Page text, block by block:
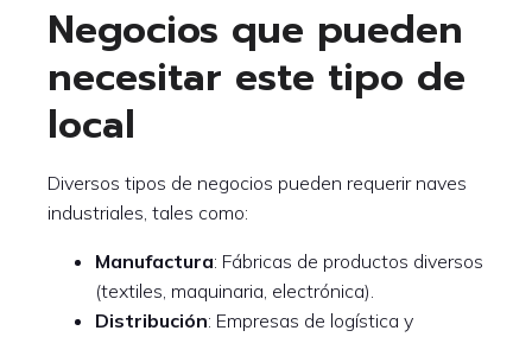
Negocios que pueden
necesitar este tipo de
local
Diversos tipos de negocios pueden requerir naves
industriales, tales como:
Manufactura: Fábricas de productos diversos
(textiles, maquinaria, electrónica).
Distribución: Empresas de logística y